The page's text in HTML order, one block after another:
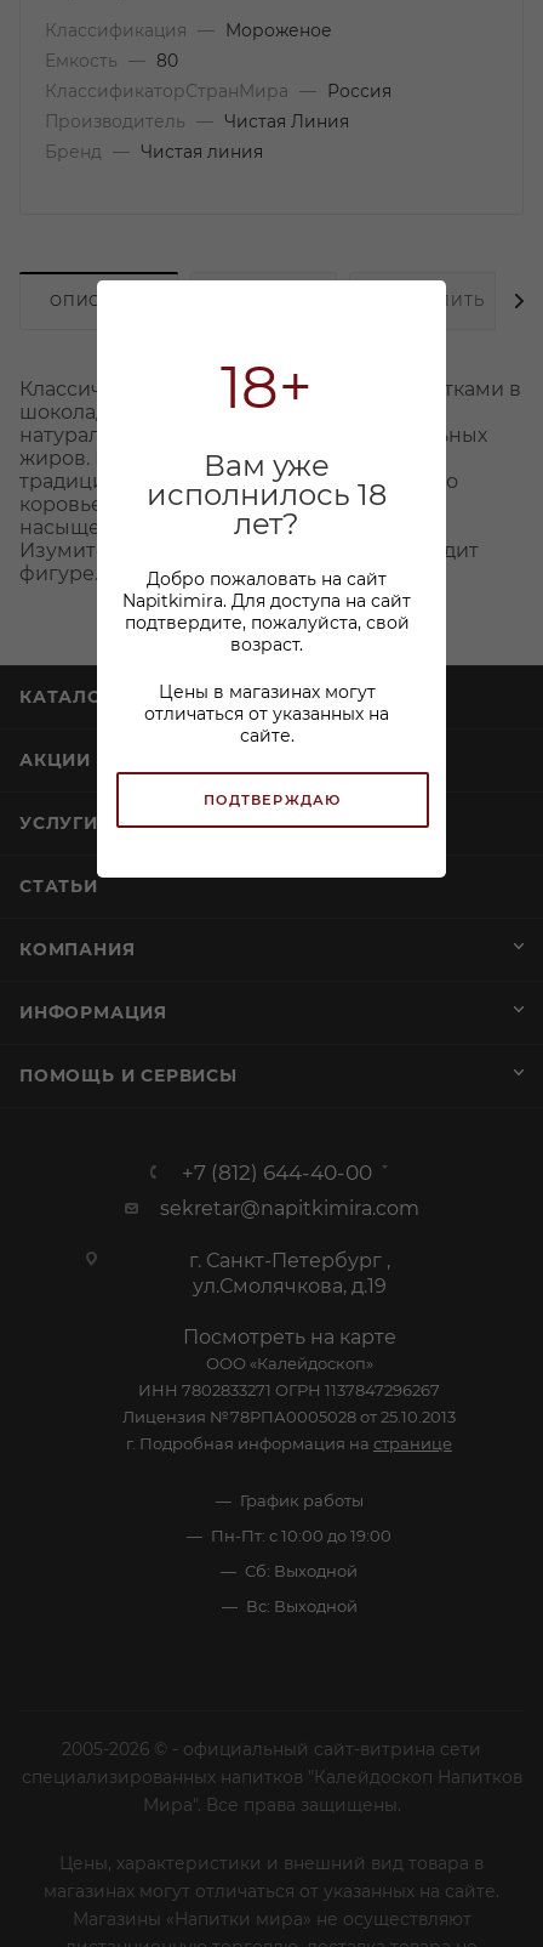
18+
Вам уже
исполнилось 18
лет?
Добро пожаловать на сайт
Napitkimira. Для доступа на сайт
подтвердите, пожалуйста, свой
возраст.
Цены в магазинах могут
отличаться от указанных на
сайте.
ПОДТВЕРЖДАЮ
Классификация —
Мороженое
Емкость
—
80
КлассификаторСтранМира
—
Россия
Производитель
—
Чистая Линия
Бренд
— Чистая линия
ОПИСАНИЕ КАК КУПИТЬ
Классический пломбир с ванильными нотками в
шоколадной глазури. В составе только
натуральные ингредиенты, без растительных
жиров. Мороженое изготовлено по
традиционной рецептуре из натурального
коровьего молока, что обеспечивает
насыщенное сливочное послевкусие.
Изумительное лакомство, которое не вредит
фигуре.
КАТАЛОГ
АКЦИИ
УСЛУГИ
СТАТЬИ
КОМПАНИЯ
ИНФОРМАЦИЯ
ПОМОЩЬ И СЕРВИСЫ
+7 (812) 644-40-00
sekretar@napitkimira.com
г. Санкт-Петербург ,
ул.Смолячкова, д.19
Посмотреть на карте
ООО «Калейдоскоп»
ИНН 7802833271 ОГРН 1137847296267
Лицензия №78РПА0005028 от 25.10.2013
г. Подробная информация на странице
График работы
Пн-Пт: с 10:00 до 19:00
Сб: Выходной
Вс: Выходной
2005-2026 © - официальный сайт-витрина сети
специализированных напитков "Калейдоскоп Напитков
Мира". Все права защищены.
Цены, характеристики и внешний вид товара в
магазинах могут отличаться от указанных на сайте.
Магазины «Напитки мира» не осуществляют